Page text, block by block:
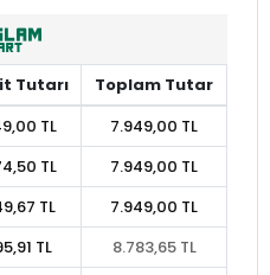
Tutarı
Toplam Tutar
TL
7.949,00 TL
TL
7.949,00 TL
TL
7.949,00 TL
TL
8.783,65 TL